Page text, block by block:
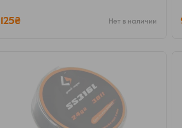
125₴ Нет в наличии